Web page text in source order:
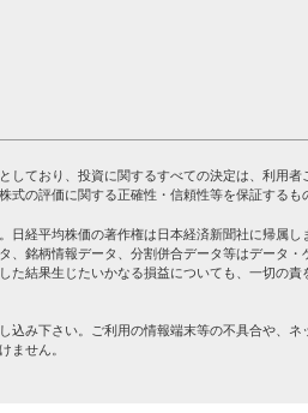
ており、投資に関するすべての決定は、利用
の評価に関する正確性・信頼性等を保証するも
経平均株価の著作権は日本経済新聞社に帰属し
銘柄情報データ、分割併合データ等はデータ・
結果生じたいかなる損益についても、一切の責
込み下さい。ご利用の情報端末等の不具合や、
ません。